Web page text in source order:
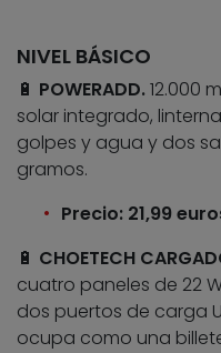
NIVEL BÁSICO
🔋 POWERADD.12.000
solar integrado,
golpes y agua y dos
gramos.
Precio: 21,99
🔋 CHOETECH
cuatro paneles de 22
dos puertos de carga
ocupa como una